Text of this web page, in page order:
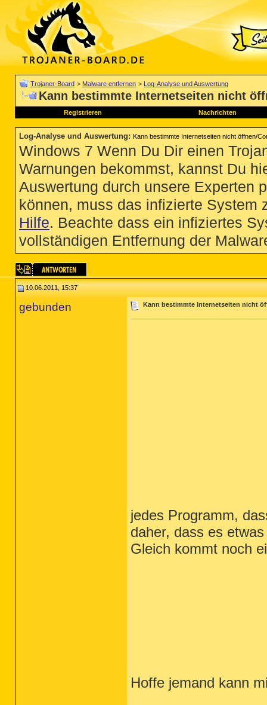
Trojaner-Board > Malware entfernen > Log-Analyse und Auswertung
Kann bestimmte Internetseiten nicht
Registrieren Nachrichten
Log-Analyse und Auswertung: Kann bestimmte Internetseiten nicht öffnen/
Windows 7 Wenn Du Dir einen
Warnungen bekommst, kannst Du
Auswertung durch unsere Experten
können, muss das infizierte System
Hilfe. Beachte dass ein infiziertes
vollständigen Entfernung der
10.06.2011, 15:37
gebunden Kann bestimmte Internetseiten nicht
jedes Programm,
daher, dass es
Gleich kommt noch
Hoffe jemand kann